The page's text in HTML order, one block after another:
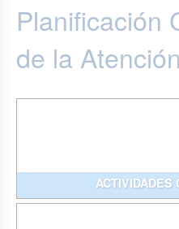
Planificación
de la Atención
ACTIVIDADES